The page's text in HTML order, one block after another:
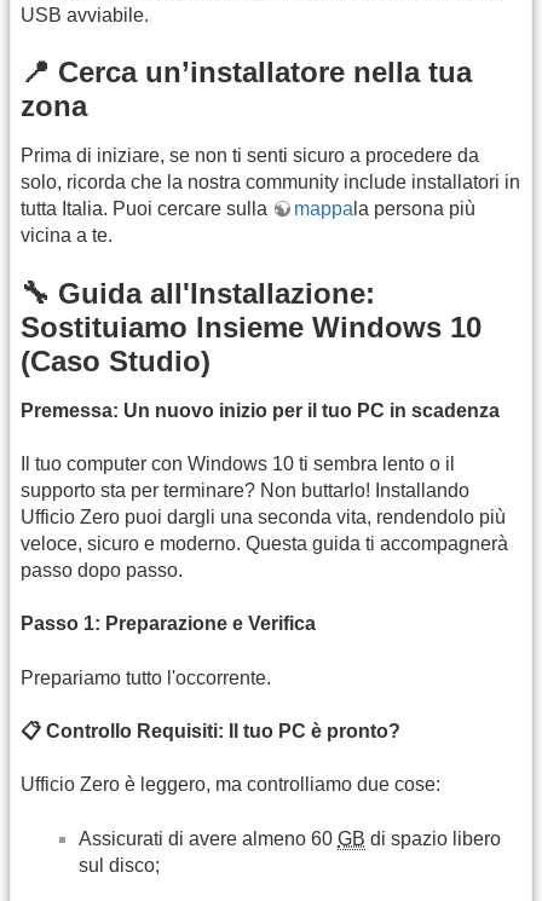
USB avviabile.
📍 Cerca un’installatore nella tua
zona
Prima di iniziare, se non ti senti sicuro a procedere da
solo, ricorda che la nostra community include installatori in
tutta Italia. Puoi cercare sulla
mappa la persona più
vicina a te.
🔧 Guida all'Installazione:
Sostituiamo Insieme Windows 10
(Caso Studio)
Premessa: Un nuovo inizio per il tuo PC in scadenza
Il tuo computer con Windows 10 ti sembra lento o il
supporto sta per terminare? Non buttarlo! Installando
Ufficio Zero puoi dargli una seconda vita, rendendolo più
veloce, sicuro e moderno. Questa guida ti accompagnerà
passo dopo passo.
Passo 1: Preparazione e Verifica
Prepariamo tutto l'occorrente.
📋 Controllo Requisiti: Il tuo PC è pronto?
Ufficio Zero è leggero, ma controlliamo due cose:
Assicurati di avere almeno 60 GB di spazio libero
sul disco;